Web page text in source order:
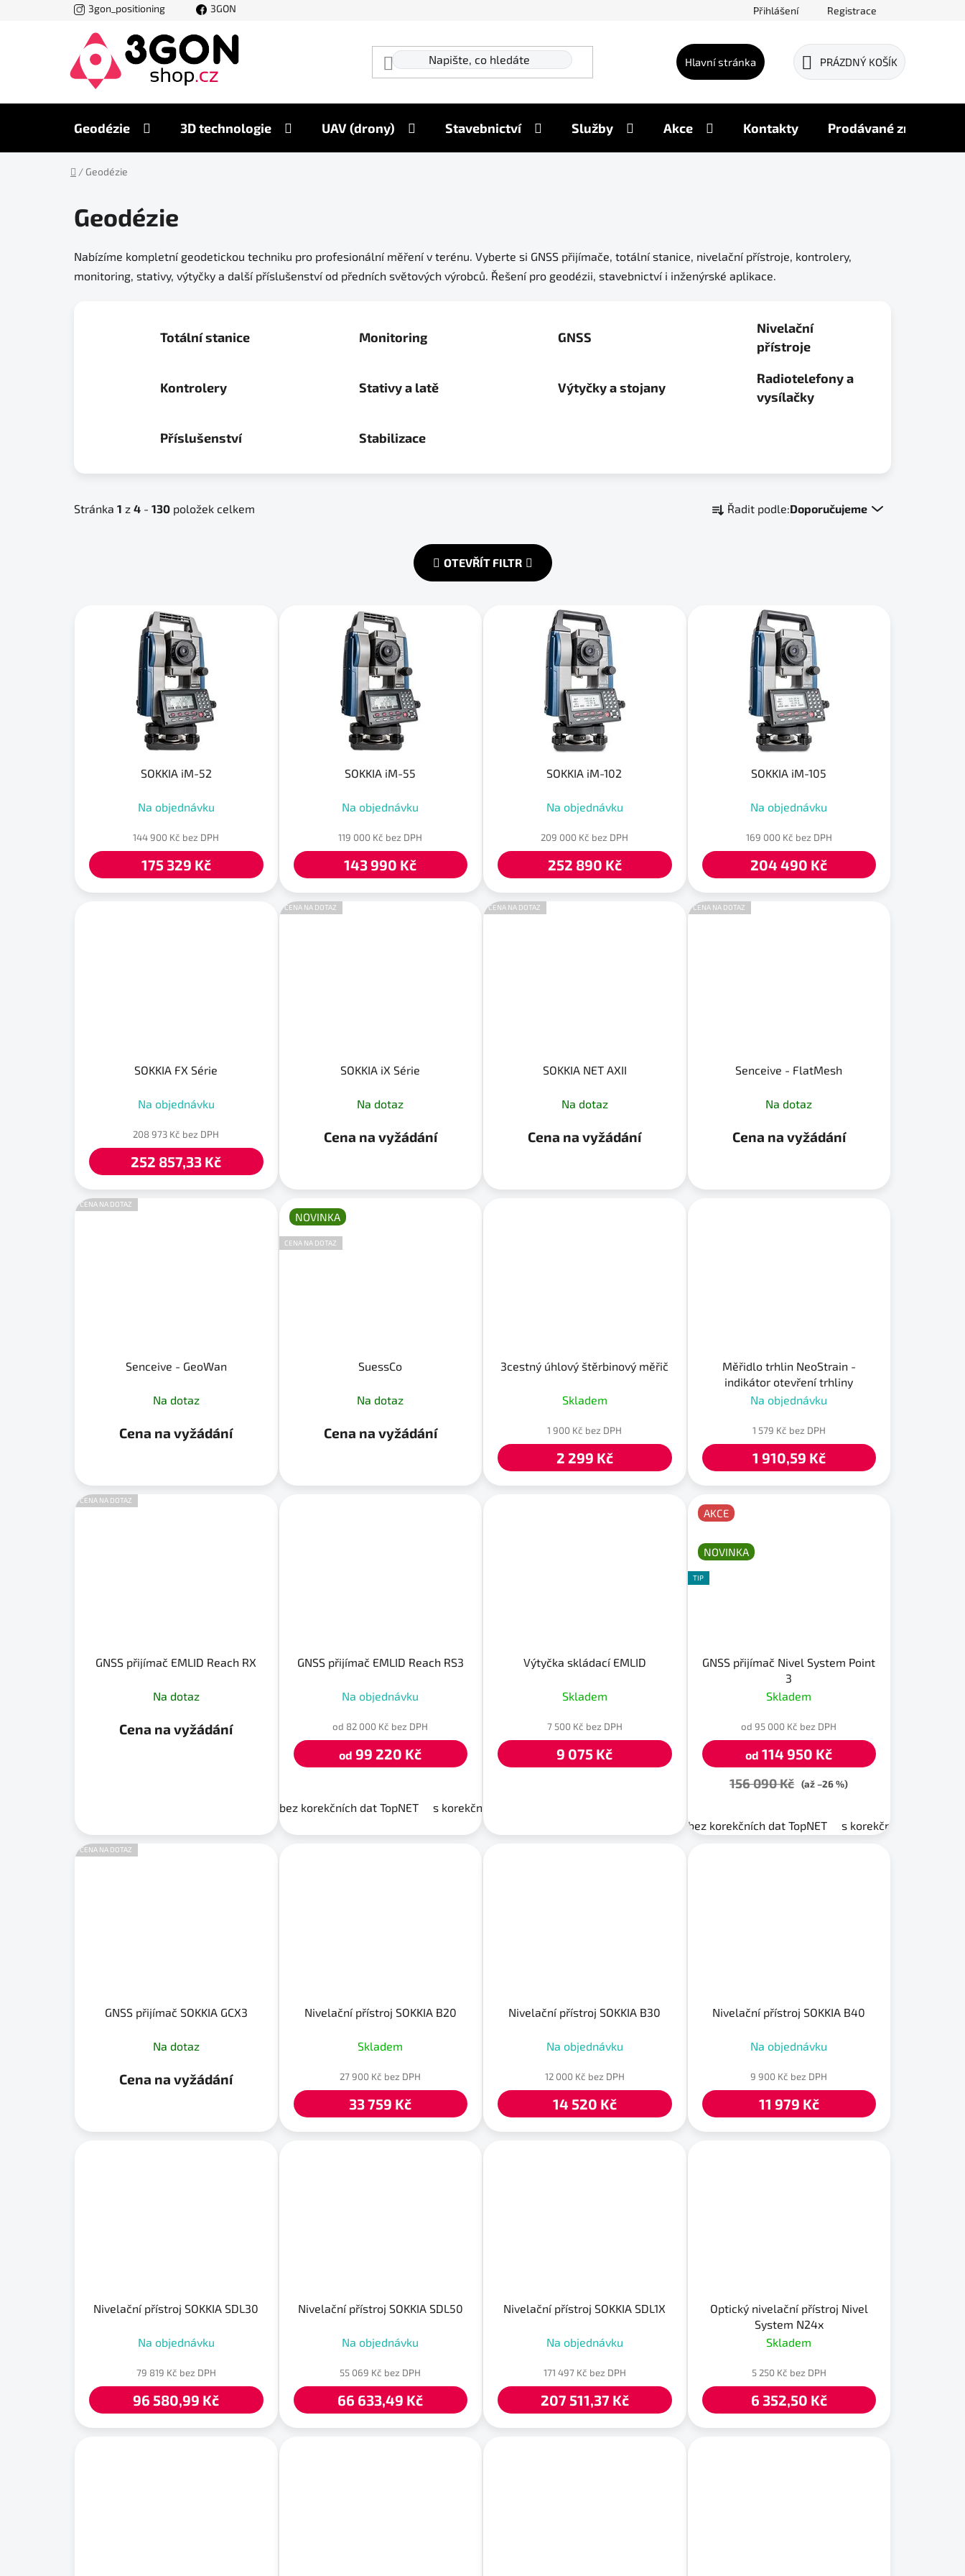
3gon_positioning 3GON Přihlášení Registrace
Hlavní stránka
NÁKUPNÍ
PRÁZDNÝ KOŠÍK
Geodézie 3D technologie UAV (drony) Stavebnictví Služby Akce Kontakty Prodávané značky
Domů
/ Geodézie
Geodézie
Nabízíme kompletní geodetickou techniku pro profesionální měření v terénu. Vyberte si GNSS přijímače, totální stanice, nivelační přístroje, kontrolery,
monitoring, stativy, výtyčky a další příslušenství od předních světových výrobců. Řešení pro geodézii, stavebnictví i inženýrské aplikace.
Totální stanice Monitoring GNSS
Nivelační
přístroje
Kontrolery Stativy a latě Výtyčky a stojany
Radiotelefony a
vysílačky
Příslušenství Stabilizace
Stránka 1 z 4 - 130 položek celkem
a Řadit podle:Doporučujeme
OTEVŘÍT FILTR
SOKKIA iM-52
Na objednávku
144 900 Kč bez DPH
175 329 Kč
SOKKIA iM-55
Na objednávku
119 000 Kč bez DPH
143 990 Kč
SOKKIA iM-102
Na objednávku
209 000 Kč bez DPH
252 890 Kč
SOKKIA iM-105
Na objednávku
169 000 Kč bez DPH
204 490 Kč
SOKKIA FX Série
Na objednávku
208 973 Kč bez DPH
252 857,33 Kč
CENA NA DOTAZ
SOKKIA iX Série
Na dotaz
Cena na vyžádání
CENA NA DOTAZ
SOKKIA NET AXII
Na dotaz
Cena na vyžádání
CENA NA DOTAZ
Senceive - FlatMesh
Na dotaz
Cena na vyžádání
CENA NA DOTAZ
Senceive - GeoWan
Na dotaz
Cena na vyžádání
NOVINKA
CENA NA DOTAZ
SuessCo
Na dotaz
Cena na vyžádání
3cestný úhlový štěrbinový měřič
Skladem
1 900 Kč bez DPH
2 299 Kč
Měřidlo trhlin NeoStrain -
indikátor otevření trhliny
Na objednávku
1 579 Kč bez DPH
1 910,59 Kč
CENA NA DOTAZ
GNSS přijímač EMLID Reach RX
Na dotaz
Cena na vyžádání
GNSS přijímač EMLID Reach RS3
Na objednávku
od 82 000 Kč bez DPH
od 99 220 Kč
bez korekčních dat TopNET s korekčními daty TopNET
Výtyčka skládací EMLID
Skladem
7 500 Kč bez DPH
9 075 Kč
AKCE
NOVINKA
TIP
GNSS přijímač Nivel System Point
3
Skladem
od 95 000 Kč bez DPH
od 114 950 Kč
156 090 Kč (až –26 %)
bez korekčních dat TopNET s korekčními daty
CENA NA DOTAZ
GNSS přijímač SOKKIA GCX3
Na dotaz
Cena na vyžádání
Nivelační přístroj SOKKIA B20
Skladem
27 900 Kč bez DPH
33 759 Kč
Nivelační přístroj SOKKIA B30
Na objednávku
12 000 Kč bez DPH
14 520 Kč
Nivelační přístroj SOKKIA B40
Na objednávku
9 900 Kč bez DPH
11 979 Kč
Nivelační přístroj SOKKIA SDL30
Na objednávku
79 819 Kč bez DPH
96 580,99 Kč
Nivelační přístroj SOKKIA SDL50
Na objednávku
55 069 Kč bez DPH
66 633,49 Kč
Nivelační přístroj SOKKIA SDL1X
Na objednávku
171 497 Kč bez DPH
207 511,37 Kč
Optický nivelační přístroj Nivel
System N24x
Skladem
5 250 Kč bez DPH
6 352,50 Kč